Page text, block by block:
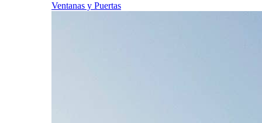
Ventanas y Puertas